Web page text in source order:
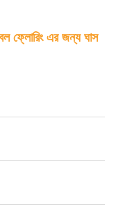
ফ্লোরিং এর জন্য ঘাস